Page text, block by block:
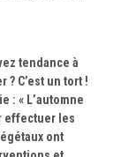
tendance à
C’est un tort !
: « L’automne
effectuer les
ont